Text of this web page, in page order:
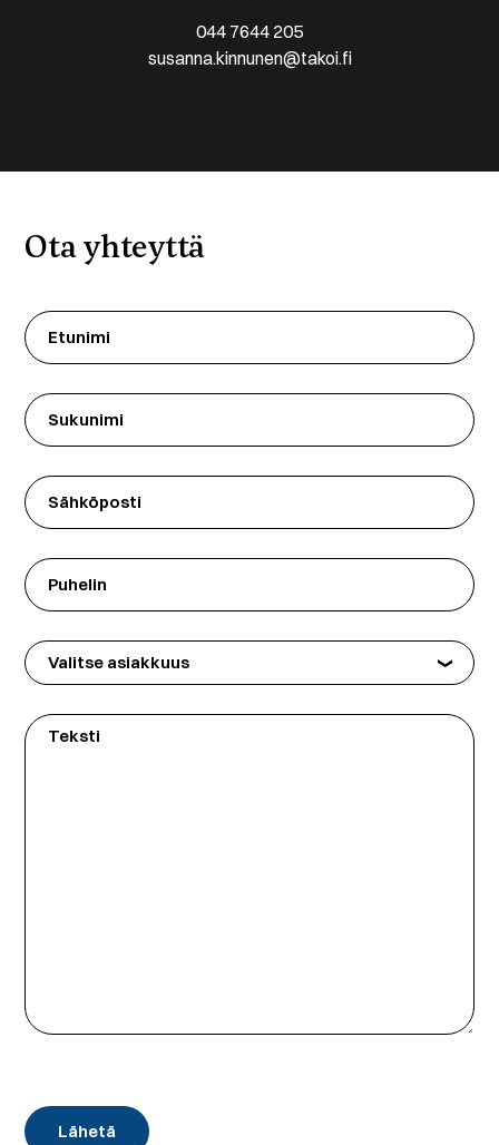
044 7644 205
susanna.kinnunen@takoi.fi
Ota yhteyttä
Etunimi
(Required)
Sukunimi
Sähköposti
Puhelin
Valitse
asiakkuus
Teksti